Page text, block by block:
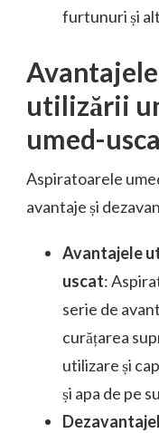
furtunuri și
utilizării
umed-
Aspiratoarele
avantaje și
Avantajele
uscat:
serie de
curățarea
utilizare și
și apa de pe